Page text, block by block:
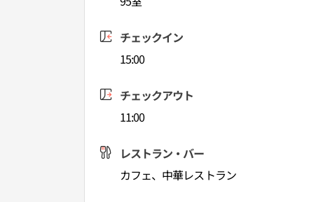
チェックイン
15:00
チェックアウト
11:00
レストラン・バー
カフェ、中華レストラン